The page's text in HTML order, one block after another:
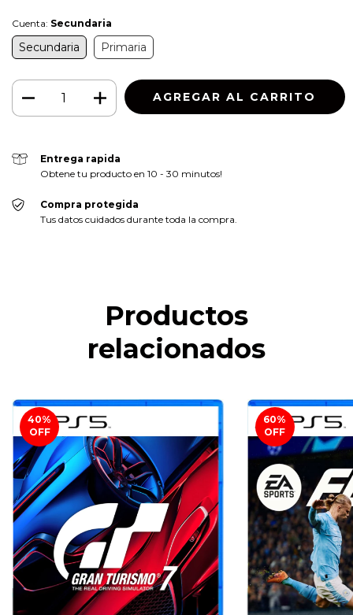
Cuenta: Secundaria
Secundaria Primaria
Entrega rapida
Obtene tu producto en 10 - 30 minutos!
Compra protegida
Tus datos cuidados durante toda la compra.
Productos
relacionados
40%
OFF
60%
OFF